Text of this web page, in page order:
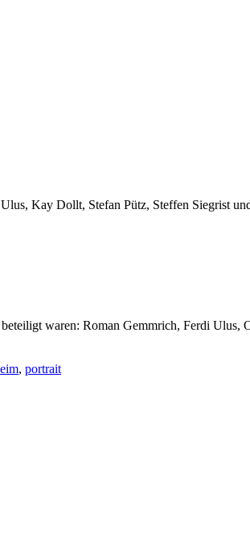
Kay Dollt, Stefan Pütz, Steffen Siegrist
waren: Roman Gemmrich, Ferdi
, portrait